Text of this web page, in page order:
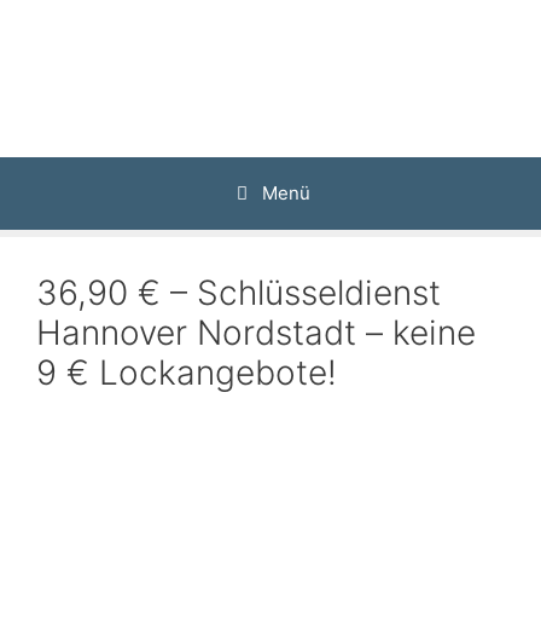
Menü
36,90 € – Schlüsseldienst
Hannover Nordstadt – keine
9 € Lockangebote!